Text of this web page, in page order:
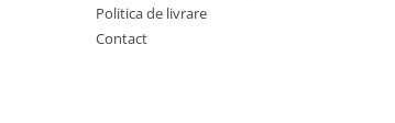
Politica de livrare
Contact